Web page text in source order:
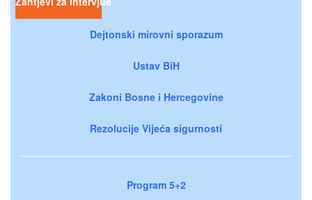
Dejtonski mirovni sporazum
Ustav BiH
Zakoni Bosne i Hercegovine
Rezolucije Vijeća sigurnosti
Program 5+2